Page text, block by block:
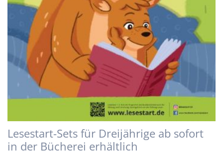
Lesestart-Sets für Dreijährige ab sofort
in der Bücherei erhältlich